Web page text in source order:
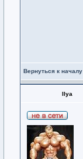
Вернуться к началу
Ilya